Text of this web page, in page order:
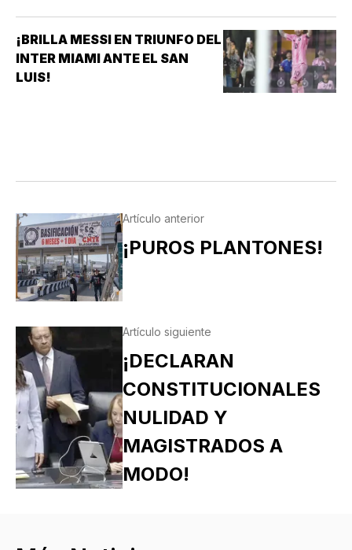
PUEBLA EN EL SEGUNDO JUEGO DE LA ÚLTIMA
SERIE DE LA TEMPORADA REGULAR EN EL
ESTADIO HERMANOS SERDÁN, CON LO QUE LOS
POBLANOS…
¡BRILLA MESSI EN TRIUNFO DEL
INTER MIAMI ANTE EL SAN
LUIS!
Artículo anterior
¡PUROS PLANTONES!
Artículo siguiente
¡DECLARAN
CONSTITUCIONALES
NULIDAD Y
MAGISTRADOS A
MODO!